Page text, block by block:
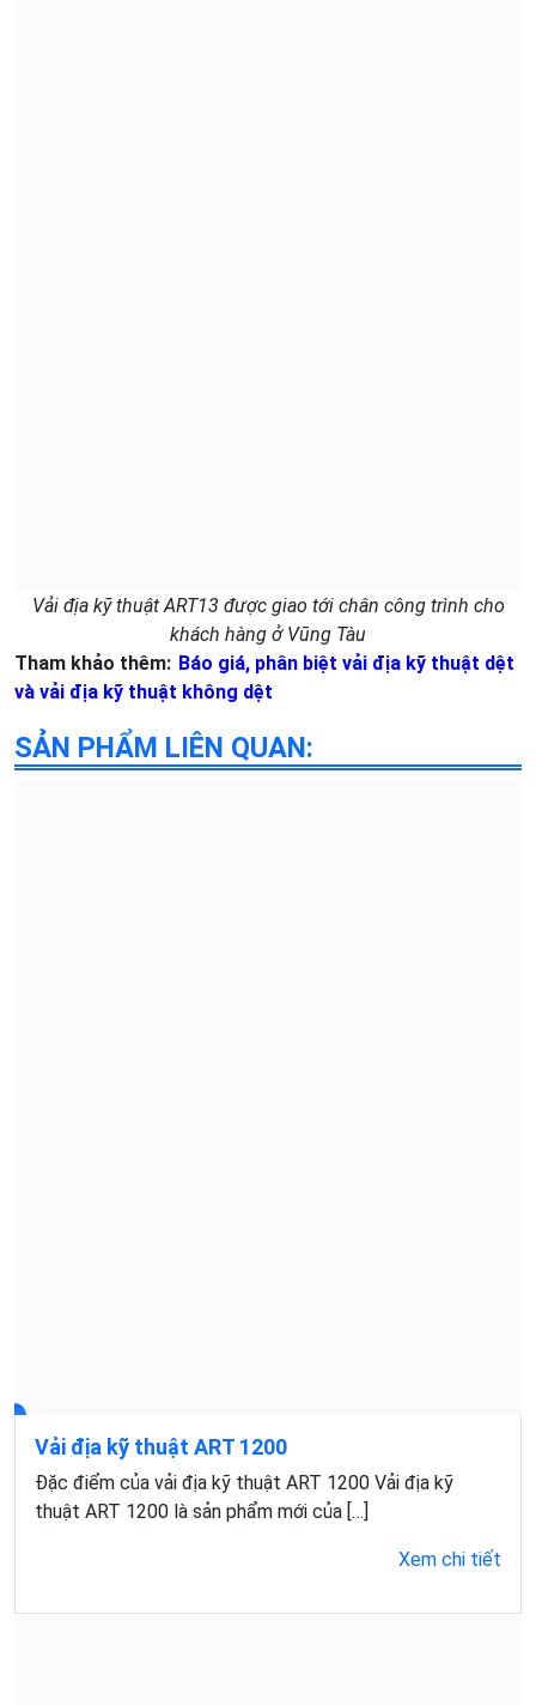
Vải địa kỹ thuật ART13 được giao tới chân công trình cho
khách hàng ở Vũng Tàu
Tham khảo thêm: Báo giá, phân biệt vải địa kỹ thuật dệt
và vải địa kỹ thuật không dệt
SẢN PHẨM LIÊN QUAN:
Vải địa kỹ thuật ART 1200
Đặc điểm của vải địa kỹ thuật ART 1200 Vải địa kỹ
thuật ART 1200 là sản phẩm mới của […]
Xem chi tiết